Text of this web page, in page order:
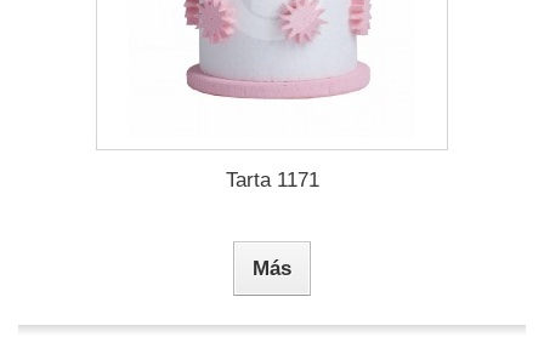
Tarta 1171
Más